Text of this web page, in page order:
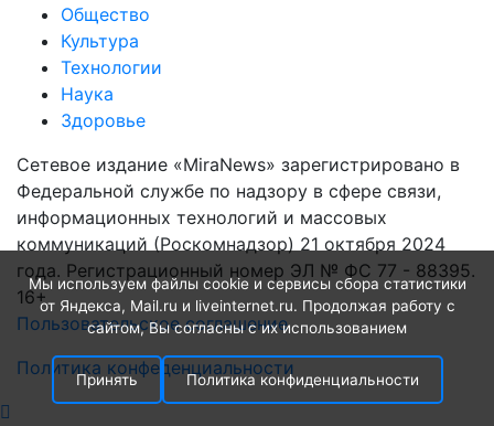
Общество
Культура
Технологии
Наука
Здоровье
Сетевое издание «MiraNews» зарегистрировано в
Федеральной службе по надзору в сфере связи,
информационных технологий и массовых
коммуникаций (Роскомнадзор) 21 октября 2024
года. Регистрационный номер ЭЛ № ФС 77 - 88395.
16+
Пользовательское соглашение
Политика конфеденциальности
Мы используем файлы cookie и сервисы сбора статистики
от Яндекса, Mail.ru и liveinternet.ru. Продолжая работу с
сайтом, Вы согласны с их использованием
Принять Политика конфиденциальности